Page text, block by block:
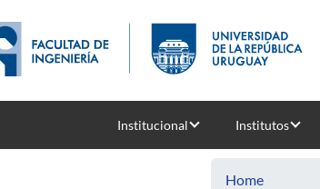
Institucional Institutos
Home